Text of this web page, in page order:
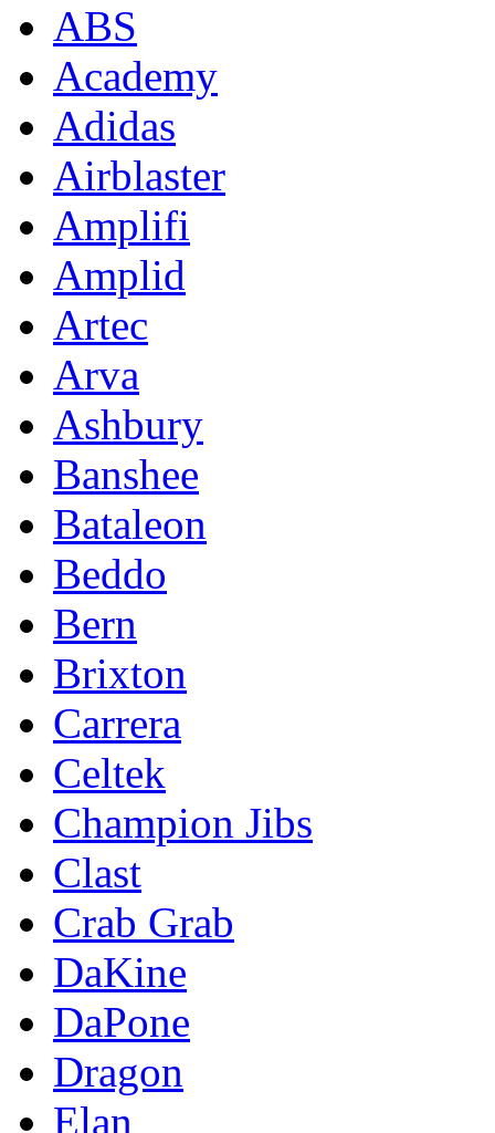
ABS
Academy
Adidas
Airblaster
Amplifi
Amplid
Artec
Arva
Ashbury
Banshee
Bataleon
Beddo
Bern
Brixton
Carrera
Celtek
Champion Jibs
Clast
Crab Grab
DaKine
DaPone
Dragon
Elan